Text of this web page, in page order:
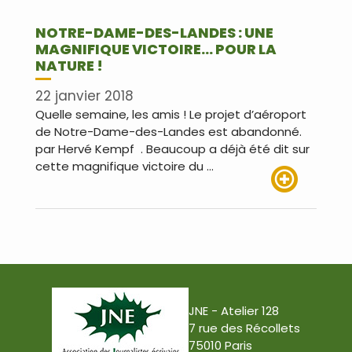
NOTRE-DAME-DES-LANDES : UNE
MAGNIFIQUE VICTOIRE… POUR LA
NATURE !
22 janvier 2018
Quelle semaine, les amis ! Le projet d’aéroport
de Notre-Dame-des-Landes est abandonné.
par Hervé Kempf . Beaucoup a déjà été dit sur
cette magnifique victoire du …
JNE - Atelier 128
7 rue des Récollets
75010 Paris